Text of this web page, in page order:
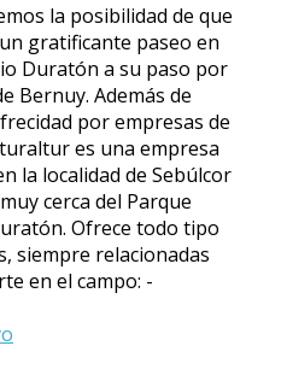
la posibilidad de que
gratificante paseo en
Duratón a su paso por
Bernuy. Además de
por empresas de
es una empresa
la localidad de Sebúlcor
cerca del Parque
Ofrece todo tipo
siempre relacionadas
en el campo: -